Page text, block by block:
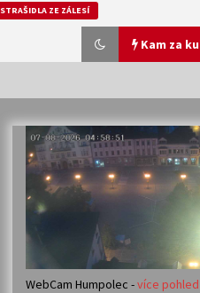
ZE ZÁLESÍ
Kam za
Veselí muzikanti
30. 7. 2026
Votavžatský ploty
23. 7. 2026
WebCam Humpolec -více